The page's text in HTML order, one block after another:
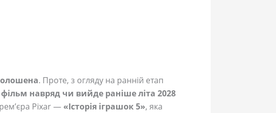
. Проте, з огляду на ранній етап
фільм навряд чи вийде раніше літа 2028
Pixar —«Історія іграшок 5», яка